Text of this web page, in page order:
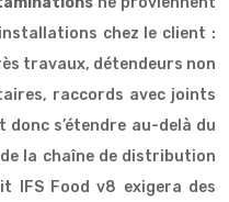
chez le client :
travaux, détendeurs non
raccords avec joints
s’étendre au-delà du
la chaîne de distribution
IFS Food v8 exigera des